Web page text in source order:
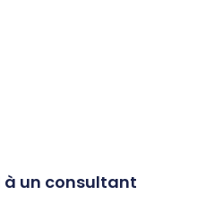
à un consultant